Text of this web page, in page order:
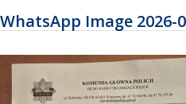
WhatsApp Image 2026-